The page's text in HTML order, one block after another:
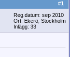
#1
Reg.datum: sep 2010
Ort: Ekerö, Stockholm
Inlägg: 33